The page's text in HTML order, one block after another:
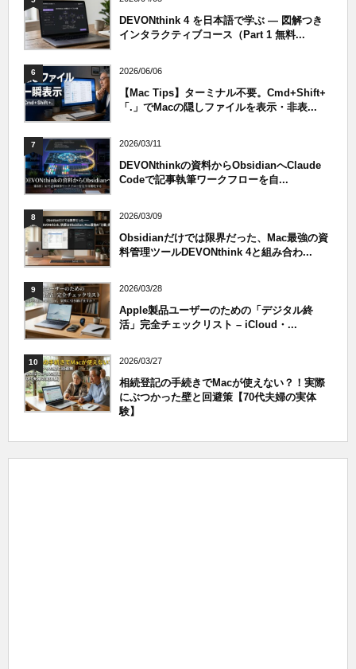
DEVONthink 4 を日本語で学ぶ — 図解つき
インタラクティブコース（Part 1 無料...
6 2026/06/06
【Mac Tips】ターミナル不要。Cmd+Shift+
「.」でMacの隠しファイルを表示・非表...
7 2026/03/11
DEVONthinkの資料からObsidianへClaude
Codeで記事執筆ワークフローを自...
8 2026/03/09
Obsidianだけでは限界だった、Mac最強の資
料管理ツールDEVONthink 4と組み合わ...
9 2026/03/28
Apple製品ユーザーのための「デジタル終
活」完全チェックリスト – iCloud・...
10 2026/03/27
相続登記の手続きでMacが使えない？！実際
にぶつかった壁と回避策【70代夫婦の実体
験】